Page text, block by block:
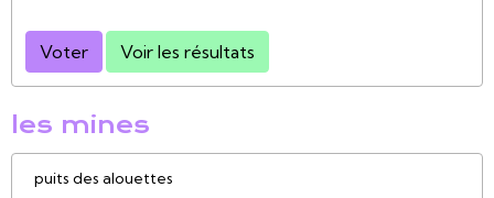
Voter Voir les résultats
les mines
puits des alouettes